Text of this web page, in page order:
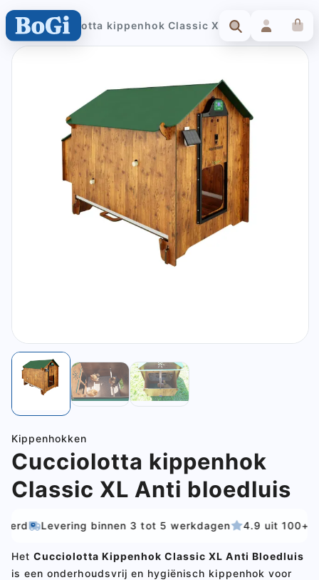
Cucciolotta kippenhok Classic XL Anti bloedluis
Kippenhokken
Cucciolotta kippenhok
Classic XL Anti bloedluis
Levering binnen 3 tot 5 werkdagen 4.9 uit 100+
HetCucciolotta Kippenhok Classic XL Anti Bloedluis
is een onderhoudsvrij en hygiënisch kippenhok voor